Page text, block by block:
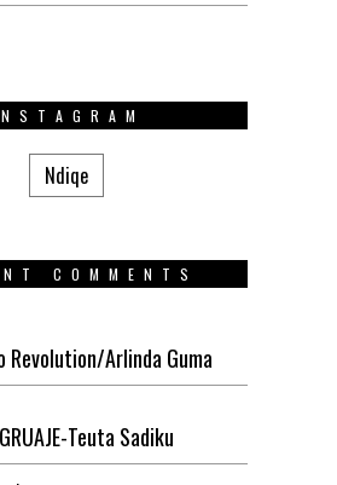
Ndiqe
COMMENTS
Revolution/Arlinda Guma
Teuta Sadiku